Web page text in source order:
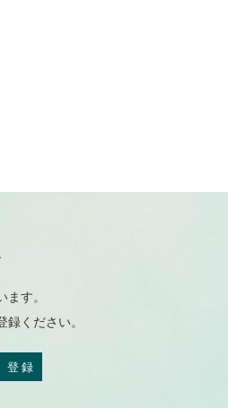
す。
ください。